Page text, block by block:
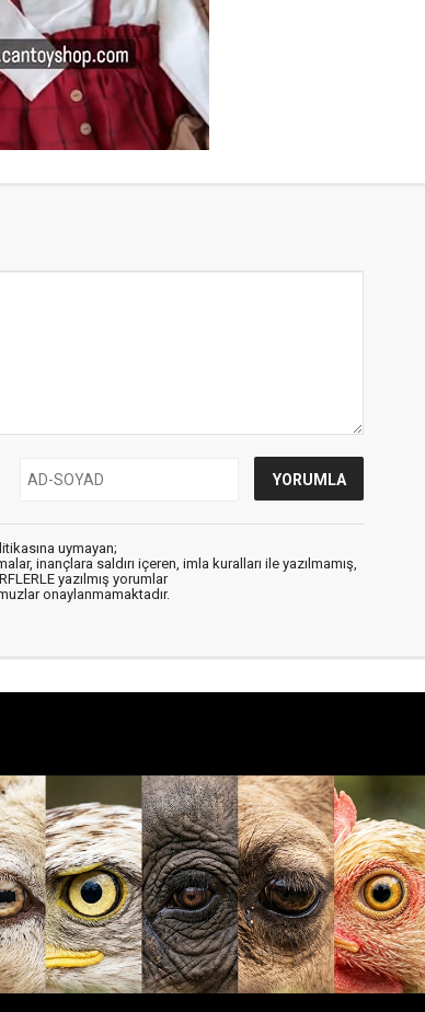
uymayan;
inançlara saldırı içeren, imla kuralları ile yazılmamış,
yazılmış yorumlar
onaylanmamaktadır.